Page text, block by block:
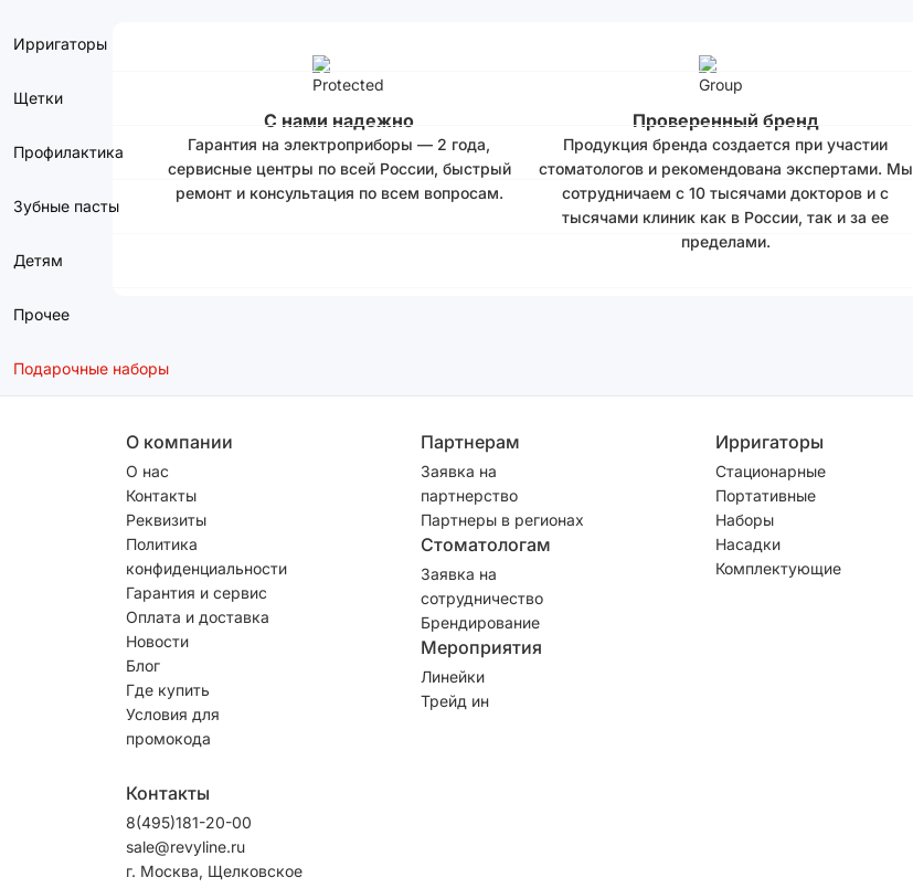
Ирригаторы
Щетки
Профилактика
Зубные пасты
Детям
Прочее
Подарочные наборы
С нами надежно
Гарантия на электроприборы — 2 года,
сервисные центры по всей России, быстрый
ремонт и консультация по всем вопросам.
Проверенный бренд
Продукция бренда создается при участии
стоматологов и рекомендована экспертами. Мы
сотрудничаем с 10 тысячами докторов и с
тысячами клиник как в России, так и за ее
пределами.
О компании
О нас
Контакты
Реквизиты
Политика
конфиденциальности
Гарантия и сервис
Оплата и доставка
Новости
Блог
Где купить
Условия для
промокода
Партнерам
Заявка на
партнерство
Партнеры в регионах
Стоматологам
Заявка на
сотрудничество
Брендирование
Мероприятия
Линейки
Трейд ин
Ирригаторы
Стационарные
Портативные
Наборы
Насадки
Комплектующие
Контакты
8(495)181-20-00
sale@revyline.ru
г. Москва, Щелковское